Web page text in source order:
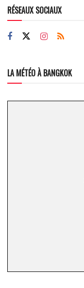
RÉSEAUX SOCIAUX
LA MÉTÉO À BANGKOK